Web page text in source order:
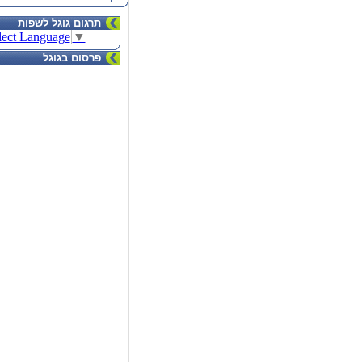
תרגום גוגל לשפות
Language ▼
פרסום בגוגל